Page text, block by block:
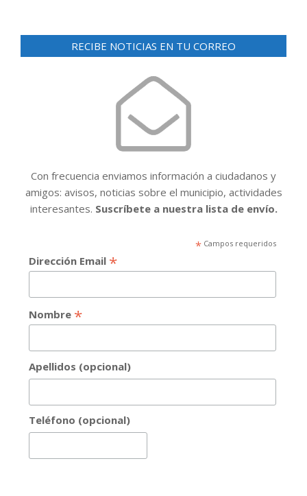
RECIBE NOTICIAS EN TU CORREO
Con frecuencia enviamos información a ciudadanos y
amigos: avisos, noticias sobre el municipio, actividades
interesantes. Suscríbete a nuestra lista de envío.
*Campos requeridos
Dirección Email *
Nombre *
Apellidos (opcional)
Teléfono (opcional)